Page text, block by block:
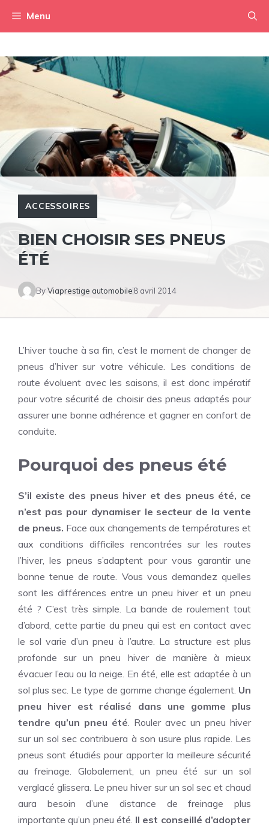
Menu
ACCESSOIRES
BIEN CHOISIR SES PNEUS
ÉTÉ
ByViaprestige automobile8 avril 2014
L’hiver touche à sa fin, c’est le moment de changer de
pneus d’hiver sur votre véhicule. Les conditions de
route évoluent avec les saisons, il est donc impératif
pour votre sécurité de choisir des pneus adaptés pour
assurer une bonne adhérence et gagner en confort de
conduite.
Pourquoi des pneus été
S’il existe des pneus hiver et des pneus été, ce
n’est pas pour dynamiser le secteur de la vente
de pneus. Face aux changements de températures et
aux conditions difficiles rencontrées sur les routes
l’hiver, les pneus s’adaptent pour vous garantir une
bonne tenue de route. Vous vous demandez quelles
sont les différences entre un pneu hiver et un pneu
été ? C’est très simple. La bande de roulement tout
d’abord, cette partie du pneu qui est en contact avec
le sol varie d’un pneu à l’autre. La structure est plus
profonde sur un pneu hiver de manière à mieux
évacuer l’eau ou la neige. En été, elle est adaptée à un
sol plus sec. Le type de gomme change également. Un
pneu hiver est réalisé dans une gomme plus
tendre qu’un pneu été. Rouler avec un pneu hiver
sur un sol sec contribuera à son usure plus rapide. Les
pneus sont étudiés pour apporter la meilleure sécurité
au freinage. Globalement, un pneu été sur un sol
verglacé glissera. Le pneu hiver sur un sol sec et chaud
aura besoin d’une distance de freinage plus
importante qu’un pneu été. Il est conseillé d’adopter